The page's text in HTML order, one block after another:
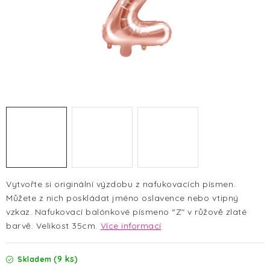
Vytvořte si originální výzdobu z nafukovacích písmen.
Můžete z nich poskládat jméno oslavence nebo vtipný
vzkaz. Nafukovací balónkové písmeno “Z" v růžově zlaté
barvě. Velikost 35cm. Více informací
Skladem (9 ks)